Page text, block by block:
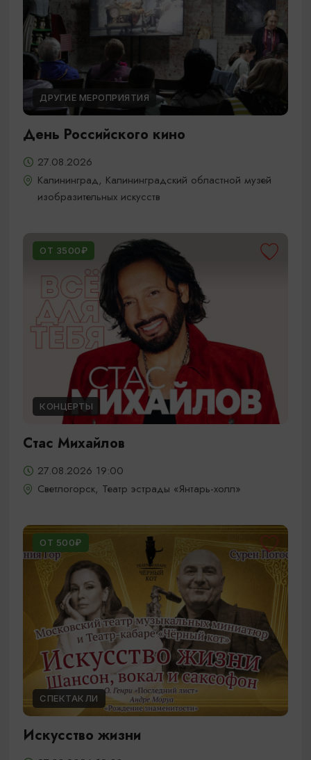
ДРУГИЕ МЕРОПРИЯТИЯ
День Российского кино
27.08.2026
Калининград, Калининградский областной музей
изобразительных искусств
ОТ 3500₽
КОНЦЕРТЫ
Стас Михайлов
27.08.2026 19:00
Светлогорск, Театр эстрады «Янтарь-холл»
ОТ 500₽
СПЕКТАКЛИ
Искусство жизни